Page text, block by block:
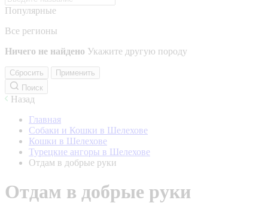
Популярные
Все регионы
Ничего не найдено Укажите другую породу
Сбросить
Применить
Поиск
Назад
Главная
Собаки и Кошки в Шелехове
Кошки в Шелехове
Турецкие ангоры в Шелехове
Отдам в добрые руки
Отдам в добрые руки